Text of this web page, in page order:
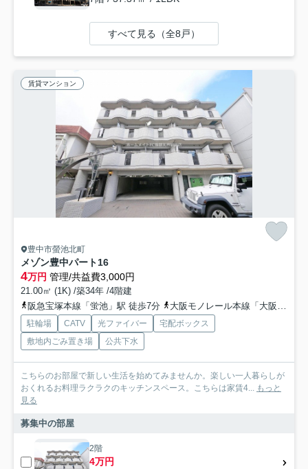
すべて見る（全8戸）
賃貸マンション
豊中市螢池北町
メゾン豊中パート16
4万円 管理/共益費3,000円
21.00㎡ (1K) /築34年 /4階建
阪急宝塚本線「蛍池」駅 徒歩7分
大阪モノレール本線「大阪空港」駅 徒歩16分
駐輪場 CATV 光ファイバー
宅配ボックス
敷地内ごみ置き場
公共下水
こちらのお部屋で新しい生活を始めてみませんか。楽しい一人暮らしが
おくれるお料理ラクラクのキッチンスペース。こちらは家賃4...
もっと
見る
募集中の部屋
2階
4万円